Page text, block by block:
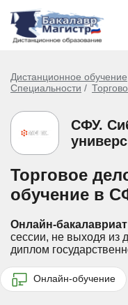
Дистанционное обучение
Специальности
СФУ.
Торговое
обучение в
Онлайн-
сессии, не выходя из
диплом
Онлайн-обучение